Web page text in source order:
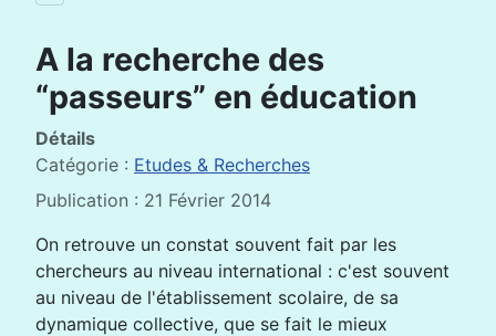
A la recherche des
“passeurs” en éducation
Détails
Catégorie : Etudes & Recherches
Publication : 21 Février 2014
On retrouve un constat souvent fait par les
chercheurs au niveau international : c'est souvent
au niveau de l'établissement scolaire, de sa
dynamique collective, que se fait le mieux